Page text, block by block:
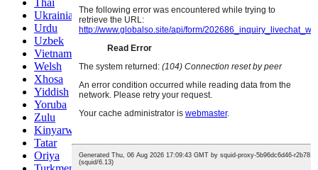
Ukrainian
Urdu
Uzbek
Vietnamese
Welsh
Xhosa
Yiddish
Yoruba
Zulu
Kinyarwanda
Tatar
Oriya